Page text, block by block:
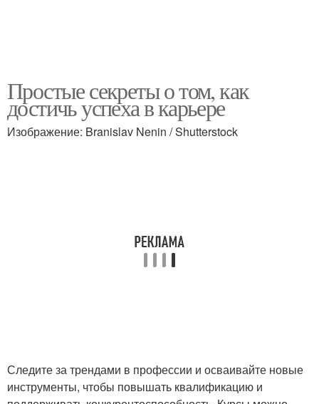
Простые секреты о том, как
достичь успеха в карьере
Изображение: Branislav Nenin / Shutterstock
Следите за трендами в профессии и осваивайте новые
инструменты, чтобы повышать квалификацию и